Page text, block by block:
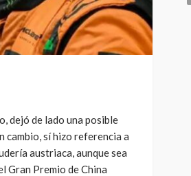
dejó de lado una posible
cambio, sí hizo referencia a
austriaca, aunque sea
Gran Premio de China